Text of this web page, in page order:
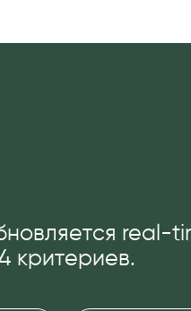
real-
критериев.